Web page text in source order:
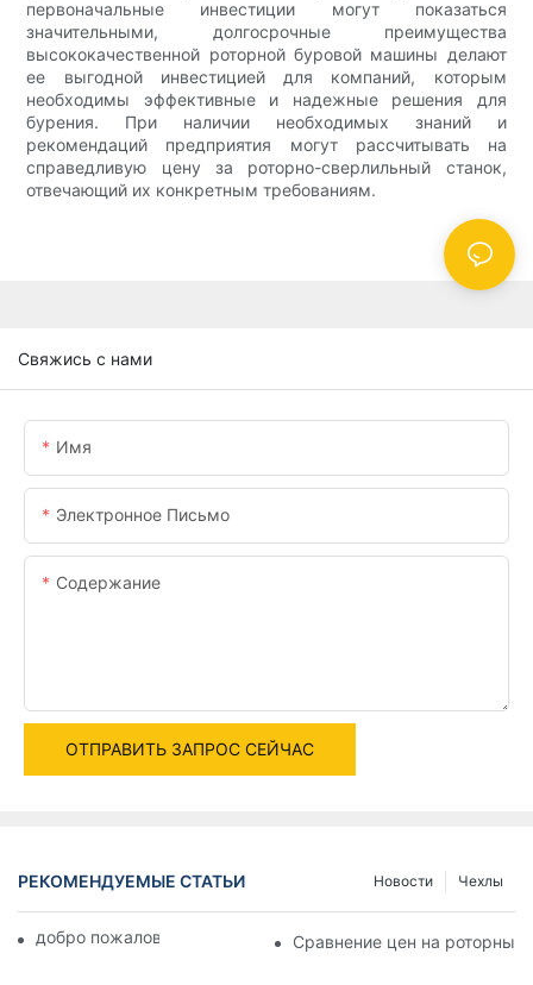
первоначальные инвестиции могут показаться
значительными, долгосрочные преимущества
высококачественной роторной буровой машины делают
ее выгодной инвестицией для компаний, которым
необходимы эффективные и надежные решения для
бурения. При наличии необходимых знаний и
рекомендаций предприятия могут рассчитывать на
справедливую цену за роторно-сверлильный станок,
отвечающий их конкретным требованиям.
Свяжись с нами
Имя
Электронное Письмо
Содержание
ОТПРАВИТЬ ЗАПРОС СЕЙЧАС
РЕКОМЕНДУЕМЫЕ СТАТЬИ Чехлы
Новости
добро пожаловать в мир машинСравнение цен на роторные